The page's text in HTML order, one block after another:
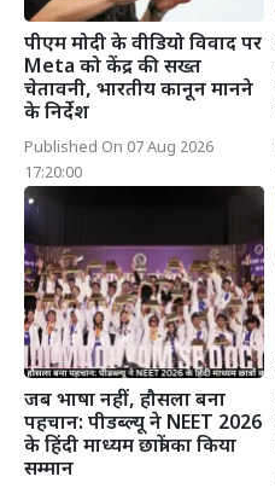
पीएम मोदी के वीडियो विवाद पर
Meta को केंद्र की सख्त
चेतावनी, भारतीय कानून मानने
के निर्देश
Published On 07 Aug 2026
17:20:00
जब भाषा नहीं, हौसला बना
पहचान: पीडब्ल्यू ने NEET 2026
के हिंदी माध्यम छात्रों का किया
सम्मान